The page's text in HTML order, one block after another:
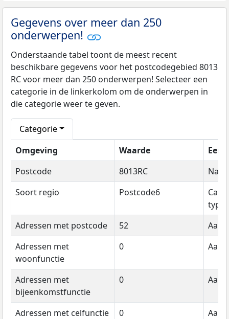
Gegevens over meer dan 250
onderwerpen!
Onderstaande tabel toont de meest recent
beschikbare gegevens voor het postcodegebied 8013
RC voor meer dan 250 onderwerpen! Selecteer een
categorie in de linkerkolom om de onderwerpen in
die categorie weer te geven.
Categorie
Omgeving
Waarde
Postcode
8013RC
Soort regio
Postcode6
type
Adressen met postcode
52
Adressen met
woonfunctie
0
Adressen met
bijeenkomstfunctie
0
Adressen met celfunctie 0